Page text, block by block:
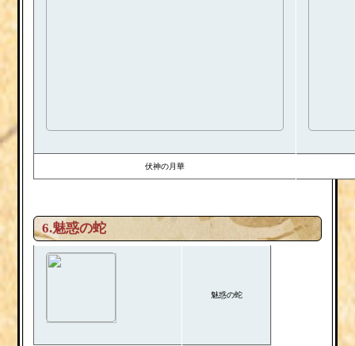
伏神の月華
6.魅惑の蛇
魅惑の蛇